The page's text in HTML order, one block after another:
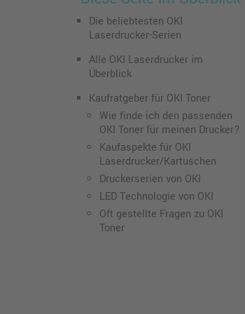
Die beliebtesten OKI
Laserdrucker-Serien
Alle OKI Laserdrucker im
Überblick
Kaufratgeber für OKI Toner
Wie finde ich den passenden
OKI Toner für meinen Drucker?
Kaufaspekte für OKI
Laserdrucker/Kartuschen
Druckerserien von OKI
LED Technologie von OKI
Oft gestellte Fragen zu OKI
Toner